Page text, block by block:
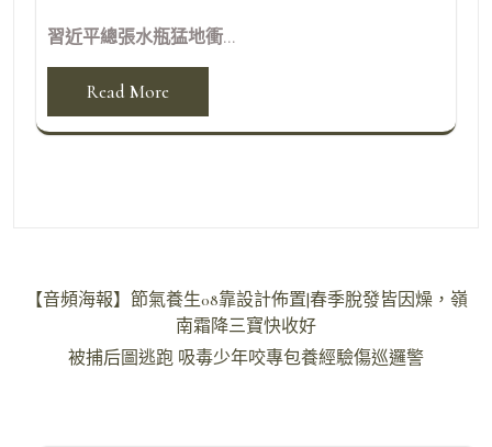
習近平總張水瓶猛地衝...
Read More
文【音頻海報】節氣養生08靠設計佈置|春季脫發皆因燥，嶺
南霜降三寶快收好
被捕后圖逃跑 吸毒少年咬專包養經驗傷巡邏警